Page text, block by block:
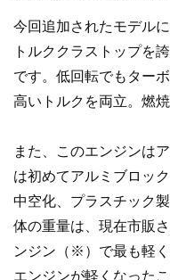
今回追加されたモデル
トルククラストップを
です。低回転でもター
高いトルクを両立。燃
また、このエンジンは
は初めてアルミブロッ
中空化、プラスチック
体の重量は、現在市販
ンジン（※）で最も軽く
エンジンが軽くなった